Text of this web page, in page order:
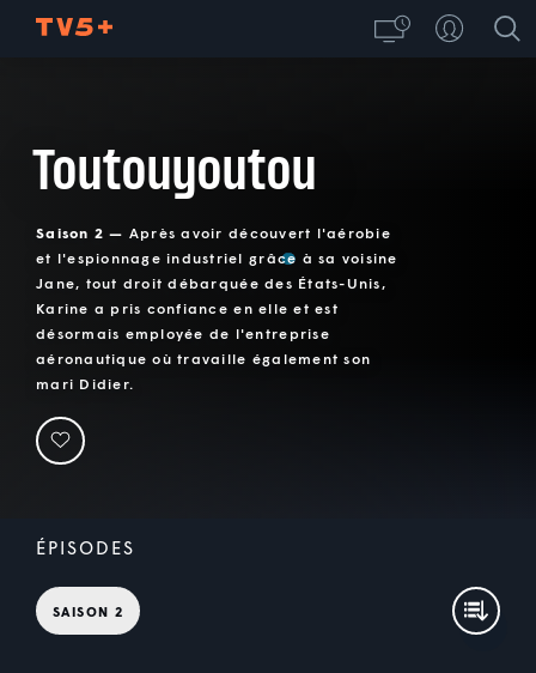
Toutouyoutou
Saison 2 — Après avoir découvert l'aérobie
et l'espionnage industriel grâce à sa voisine
Jane, tout droit débarquée des États-Unis,
Karine a pris confiance en elle et est
désormais employée de l'entreprise
aéronautique où travaille également son
mari Didier.
ÉPISODES
SAISON 2